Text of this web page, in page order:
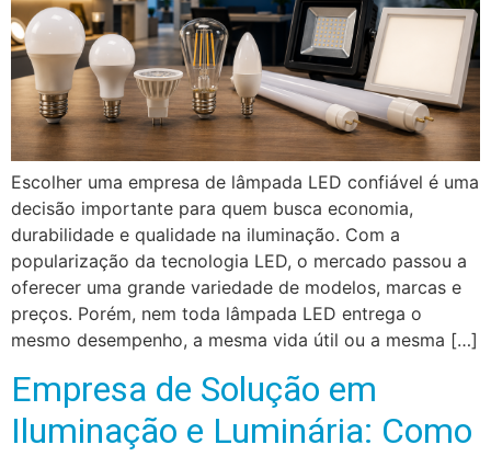
Escolher uma empresa de lâmpada LED confiável é uma
decisão importante para quem busca economia,
durabilidade e qualidade na iluminação. Com a
popularização da tecnologia LED, o mercado passou a
oferecer uma grande variedade de modelos, marcas e
preços. Porém, nem toda lâmpada LED entrega o
mesmo desempenho, a mesma vida útil ou a mesma […]
Empresa de Solução em
Iluminação e Luminária: Como